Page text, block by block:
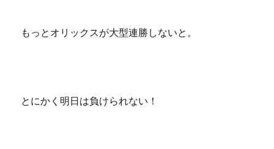
もっとオリックスが大型連勝しないと。
とにかく明日は負けられない！